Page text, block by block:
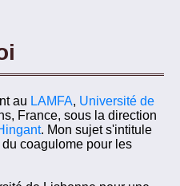
au LAMFA, Université de
France, sous la direction
. Mon sujet s'intitule
coagulome pour les